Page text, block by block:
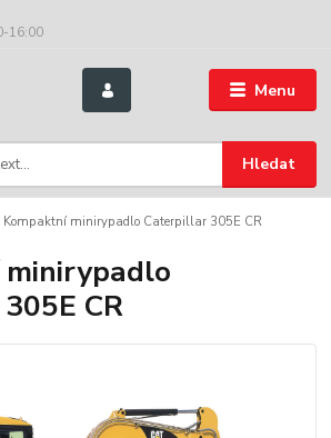
Menu
Hledat
16:00
Kompaktní minirypadlo Caterpillar 305E CR
CR